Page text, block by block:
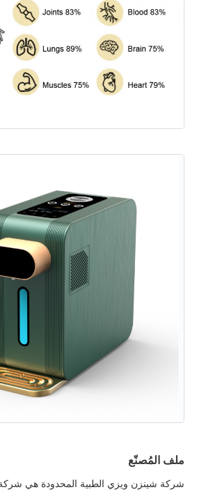
ملف المُصنّع
شركة شينزن ويزي الطبية المحدودة هي شركة